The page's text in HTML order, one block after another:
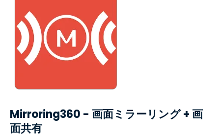
Mirroring360 - 画面ミラーリング + 画
面共有